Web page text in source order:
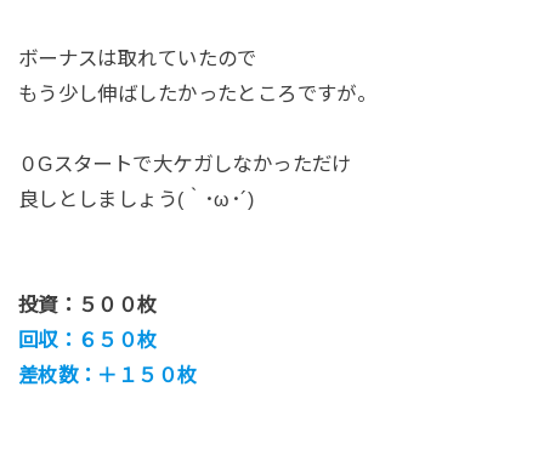
ボーナスは取れていたので
もう少し伸ばしたかったところですが。
０Gスタートで大ケガしなかっただけ
良しとしましょう(｀･ω･´)
投資：５００枚
回収：６５０枚
差枚数：＋１５０枚